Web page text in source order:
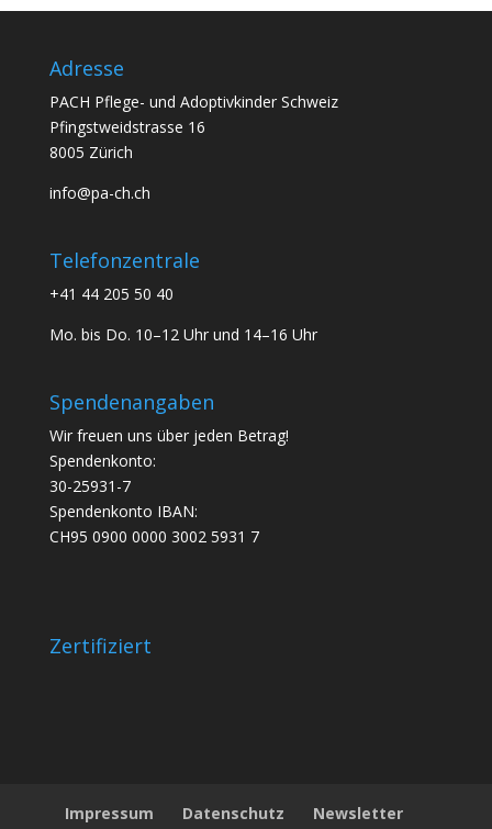
Adresse
PACH Pflege- und Adoptivkinder Schweiz
Pfingstweidstrasse 16
8005 Zürich
info@pa-ch.ch
Telefonzentrale
+41 44 205 50 40
Mo. bis Do. 10–12 Uhr und 14–16 Uhr
Spendenangaben
Wir freuen uns über jeden Betrag!
Spendenkonto:
30-25931-7
Spendenkonto IBAN:
CH95 0900 0000 3002 5931 7
Zertifiziert
Impressum Datenschutz
Newsletter